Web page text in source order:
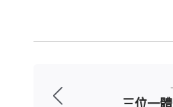
者，他便俯伏在漁船
吧！我來了就是來
三位一